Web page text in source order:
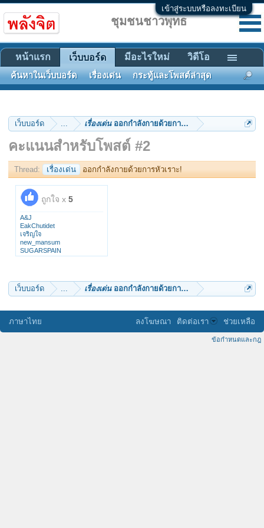
เข้าสู่ระบบหรือลงทะเบียน
เว็บบอร์ด ... เรื่องเด่นออกกำลังกายด้วยการหัวเราะ!
คะแนนสำหรับโพสต์ #2
Thread: เรื่องเด่น ออกกำลังกายด้วยการหัวเราะ!
ถูกใจ x 5
A&J
EakChutidet
เจริญใจ
new_mansum
SUGARSPAIN
เว็บบอร์ด ... เรื่องเด่นออกกำลังกายด้วยการหัวเราะ!
ชุมชนชาวพุทธ
หน้าแรก เว็บบอร์ด
ค้นหาในเว็บบอร์ด เรื่องเด่น กระทู้และโพสต์ล่าสุด
มีอะไรใหม่ วิดีโอ
ภาษาไทย ลงโฆษณา ติดต่อเรา ช่วยเหลือ
ข้อกำหนดและกฎ